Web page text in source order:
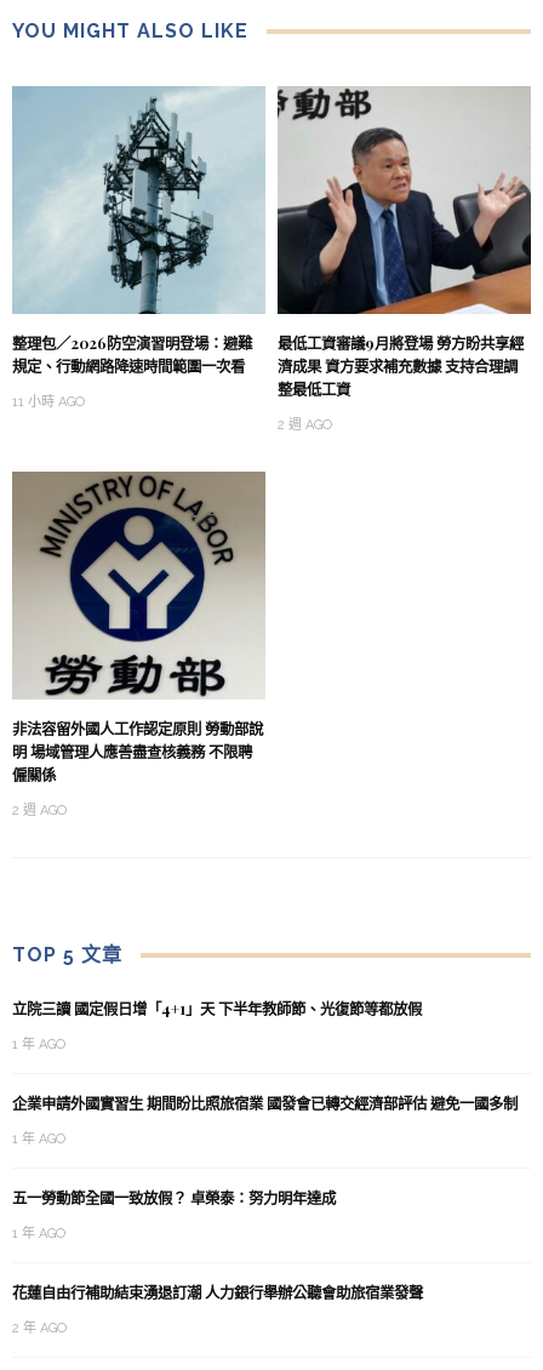
YOU MIGHT ALSO LIKE
整理包／2026防空演習明登場：避難
規定、行動網路降速時間範圍一次看
11 小時 AGO
最低工資審議9月將登場 勞方盼共享經
濟成果 資方要求補充數據 支持合理調
整最低工資
2 週 AGO
非法容留外國人工作認定原則 勞動部說
明 場域管理人應善盡查核義務 不限聘
僱關係
2 週 AGO
TOP 5 文章
立院三讀 國定假日增「4+1」天 下半年教師節、光復節等都放假
1 年 AGO
企業申請外國實習生 期間盼比照旅宿業 國發會已轉交經濟部評估 避免一國多制
1 年 AGO
五一勞動節全國一致放假？ 卓榮泰：努力明年達成
1 年 AGO
花蓮自由行補助結束湧退訂潮 人力銀行舉辦公聽會助旅宿業發聲
2 年 AGO